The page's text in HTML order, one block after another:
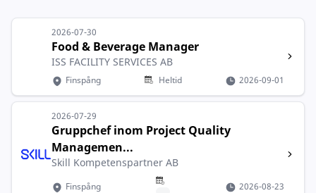
2026-07-30
Food & Beverage Manager
ISS FACILITY SERVICES AB
Finspång Heltid 2026-09-01
2026-07-29
Gruppchef inom Project Quality
Managemen...
Skill Kompetenspartner AB
Finspång 2026-08-23